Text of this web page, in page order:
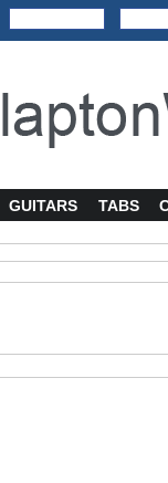
GUITARS TABS